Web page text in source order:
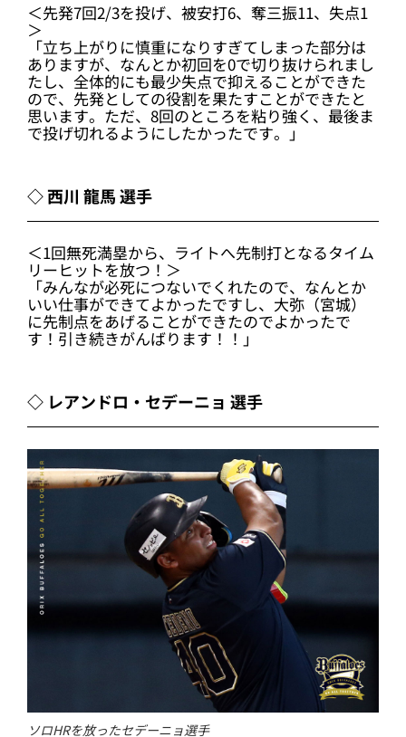
＜先発7回2/3を投げ、被安打6、奪三振11、失点1
＞
「立ち上がりに慎重になりすぎてしまった部分は
ありますが、なんとか初回を0で切り抜けられまし
たし、全体的にも最少失点で抑えることができた
ので、先発としての役割を果たすことができたと
思います。ただ、8回のところを粘り強く、最後ま
で投げ切れるようにしたかったです。」
◇ 西川 龍馬 選手
＜1回無死満塁から、ライトへ先制打となるタイム
リーヒットを放つ！＞
「みんなが必死につないでくれたので、なんとか
いい仕事ができてよかったですし、大弥（宮城）
に先制点をあげることができたのでよかったで
す！引き続きがんばります！！」
◇ レアンドロ・セデーニョ 選手
ソロHRを放ったセデーニョ選手